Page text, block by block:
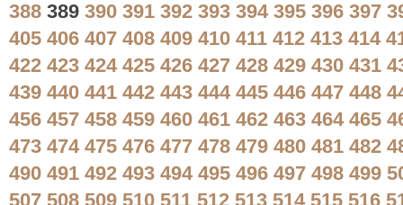
388 389 390 391 392 393 394 395 396 397
405 406 407 408 409 410 411 412 413 414
422 423 424 425 426 427 428 429 430 431
439 440 441 442 443 444 445 446 447 448
456 457 458 459 460 461 462 463 464 465
473 474 475 476 477 478 479 480 481 482
490 491 492 493 494 495 496 497 498 499
507 508 509 510 511 512 513 514 515 516